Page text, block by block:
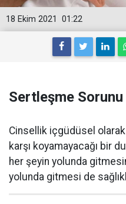
01:22
18 Ekim 2021
Sertleşme
Cinsellik içgüdüsel
karşı koyamayacağı bir
her şeyin yolunda
yolunda gitmesi de